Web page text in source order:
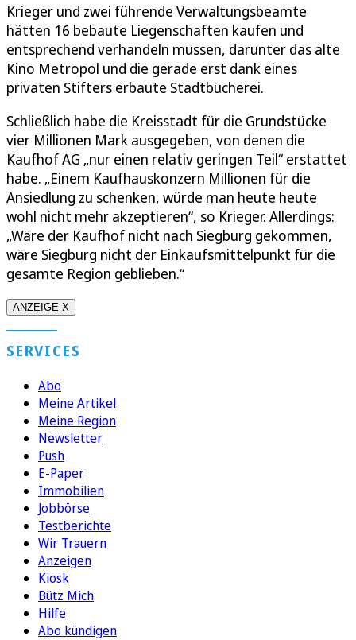
Krieger und zwei führende Verwaltungsbeamte
hätten 16 bebaute Liegenschaften kaufen und
entsprechend verhandeln müssen, darunter das alte
Kino Metropol und die gerade erst dank eines
privaten Stifters erbaute Stadtbücherei.
Schließlich habe die Kreisstadt für die Grundstücke
vier Millionen Mark ausgegeben, von denen die
Kaufhof AG „nur einen relativ geringen Teil“ erstattet
habe. „Einem Kaufhauskonzern Millionen für die
Ansiedlung zu schenken, würde man heute heute
wohl nicht mehr akzeptieren“, so Krieger. Allerdings:
„Wäre der Kaufhof nicht nach Siegburg gekommen,
wäre Siegburg nicht der Einkaufsmittelpunkt für die
gesamte Region geblieben.“
ANZEIGE X
SERVICES
Abo
Meine Artikel
Meine Region
Newsletter
Push
E-Paper
Immobilien
Jobbörse
Testberichte
Wir Trauern
Anzeigen
Kiosk
Bütz Mich
Hilfe
Abo kündigen